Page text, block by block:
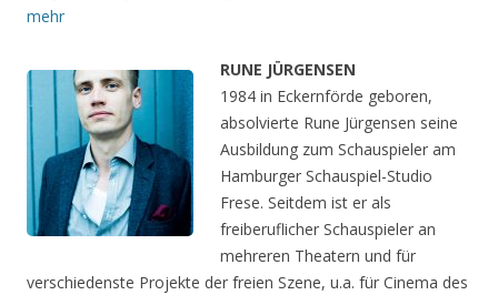
mehr
RUNE JÜRGENSEN
1984 in Eckernförde geboren,
absolvierte Rune Jürgensen seine
Ausbildung zum Schauspieler am
Hamburger Schauspiel-Studio
Frese. Seitdem ist er als
freiberuflicher Schauspieler an
mehreren Theatern und für
verschiedenste Projekte der freien Szene, u.a. für Cinema des